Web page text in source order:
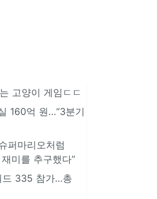
고양이 게임ㄷㄷ
160억 원…“3분기
퍼마리오처럼
미를 추구했다”
드 335 참가…총